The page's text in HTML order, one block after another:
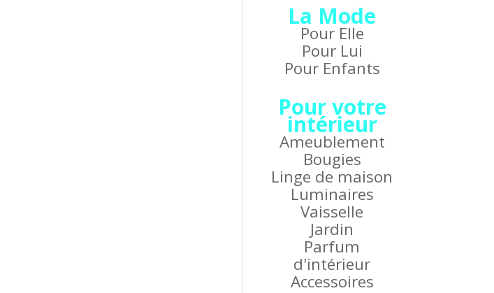
La Mode
Pour Elle
Pour Lui
Pour Enfants
Pour votre
intérieur
Ameublement
Bougies
Linge de maison
Luminaires
Vaisselle
Jardin
Parfum
d'intérieur
Accessoires